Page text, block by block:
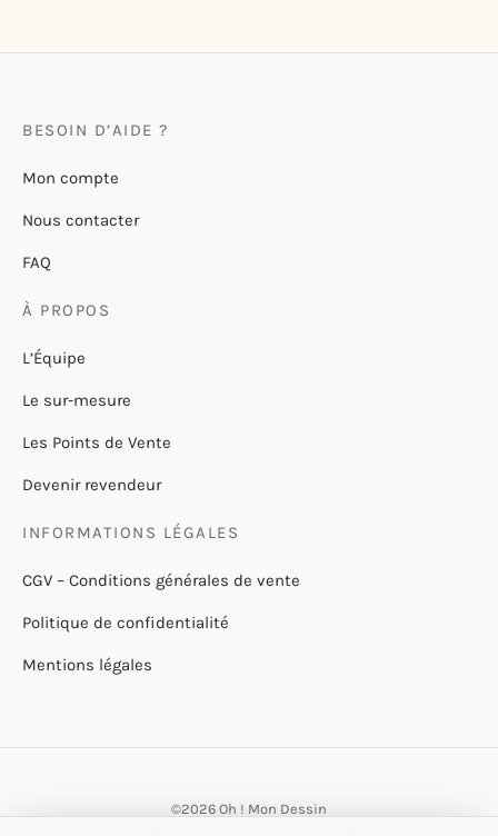
BESOIN D’AIDE ?
Mon compte
Nous contacter
FAQ
À PROPOS
L’Équipe
Le sur-mesure
Les Points de Vente
Devenir revendeur
INFORMATIONS LÉGALES
CGV – Conditions générales de vente
Politique de confidentialité
Mentions légales
©2026 Oh ! Mon Dessin